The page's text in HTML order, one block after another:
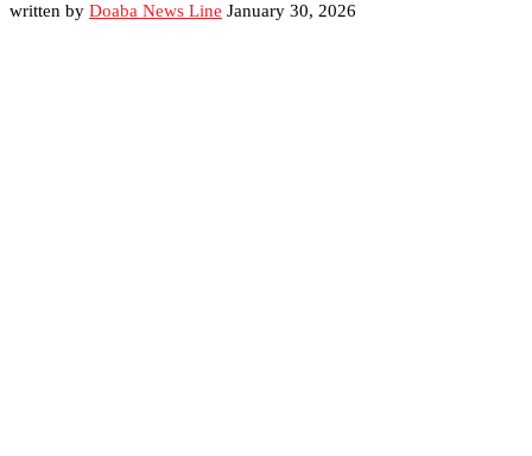
written by Doaba News Line January 30, 2026